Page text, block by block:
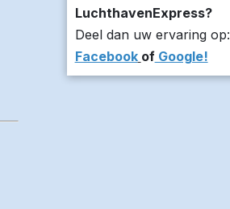
LuchthavenExpress?
Deel dan uw ervaring op:
Facebook ofGoogle!